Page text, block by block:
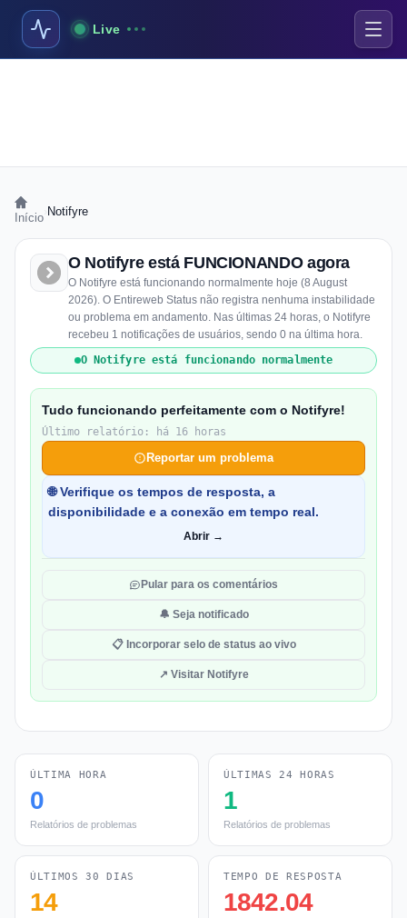
Live
Início Notifyre
O Notifyre está FUNCIONANDO agora
O Notifyre está funcionando normalmente hoje (8 August
2026). O Entireweb Status não registra nenhuma instabilidade
ou problema em andamento. Nas últimas 24 horas, o Notifyre
recebeu 1 notificações de usuários, sendo 0 na última hora.
O Notifyre está funcionando normalmente
Tudo funcionando perfeitamente com o Notifyre!
Último relatório: há 16 horas
Reportar um problema
🌐 Verifique os tempos de resposta, a
disponibilidade e a conexão em tempo real.
Abrir →
Pular para os comentários
🔔 Seja notificado
📋 Incorporar selo de status ao vivo
↗ Visitar Notifyre
ÚLTIMA HORA
0
Relatórios de problemas
ÚLTIMAS 24 HORAS
1
Relatórios de problemas
ÚLTIMOS 30 DIAS
14
TEMPO DE RESPOSTA
1842.04